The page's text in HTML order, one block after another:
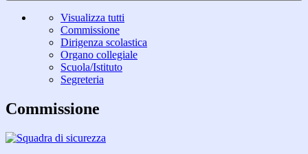
Visualizza tutti
Commissione
Dirigenza scolastica
Organo collegiale
Scuola/Istituto
Segreteria
Commissione